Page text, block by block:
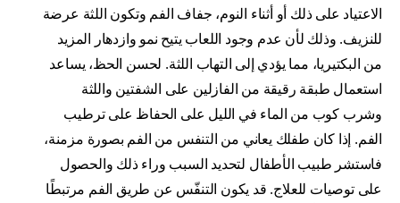
الاعتياد على ذلك أو أثناء النوم، جفاف الفم وتكون اللثة عرضة
للنزيف. وذلك لأن عدم وجود اللعاب يتيح نمو وازدهار المزيد
من البكتيريا، مما يؤدي إلى التهاب اللثة. لحسن الحظ، يساعد
استعمال طبقة رقيقة من الفازلين على الشفتين واللثة
وشرب كوب من الماء في الليل على الحفاظ على ترطيب
الفم. إذا كان طفلك يعاني من التنفس من الفم بصورة مزمنة،
فاستشر طبيب الأطفال لتحديد السبب وراء ذلك والحصول
على توصيات للعلاج. قد يكون التنفّس عن طريق الفم مرتبطًا